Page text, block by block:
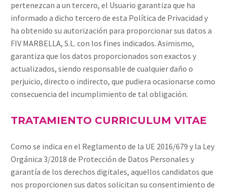
pertenezcan a un tercero, el Usuario garantiza que ha
informado a dicho tercero de esta Política de Privacidad y
ha obtenido su autorización para proporcionar sus datos a
FIV MARBELLA, S.L. con los fines indicados. Asimismo,
garantiza que los datos proporcionados son exactos y
actualizados, siendo responsable de cualquier daño o
perjuicio, directo o indirecto, que pudiera ocasionarse como
consecuencia del incumplimiento de tal obligación.
TRATAMIENTO CURRICULUM VITAE
Como se indica en el Reglamento de la UE 2016/679 y la Ley
Orgánica 3/2018 de Protección de Datos Personales y
garantía de los derechos digitales, aquellos candidatos que
nos proporcionen sus datos solicitan su consentimiento de